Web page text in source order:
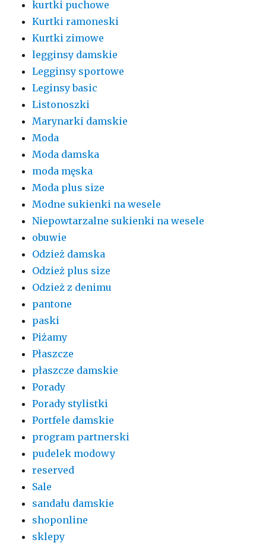
kurtki puchowe
Kurtki ramoneski
Kurtki zimowe
legginsy damskie
Legginsy sportowe
Leginsy basic
Listonoszki
Marynarki damskie
Moda
Moda damska
moda męska
Moda plus size
Modne sukienki na wesele
Niepowtarzalne sukienki na wesele
obuwie
Odzież damska
Odzież plus size
Odzież z denimu
pantone
paski
Piżamy
Płaszcze
płaszcze damskie
Porady
Porady stylistki
Portfele damskie
program partnerski
pudelek modowy
reserved
Sale
sandału damskie
shoponline
sklepy